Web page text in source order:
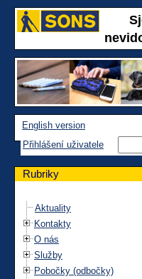
English version
Přihlášení uživatele
Rubriky
Aktuality
Kontakty
O nás
Služby
Pobočky (odbočky)